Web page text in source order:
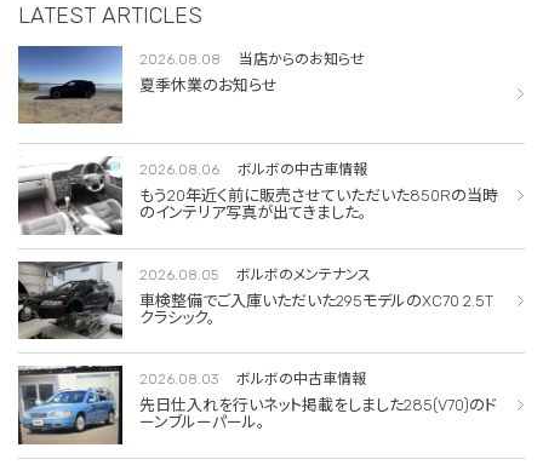
LATEST ARTICLES
2026.08.08 当店からのお知らせ
夏季休業のお知らせ
2026.08.06 ボルボの中古車情報
もう20年近く前に販売させていただいた850Rの当時
のインテリア写真が出てきました。
2026.08.05 ボルボのメンテナンス
車検整備でご入庫いただいた295モデルのXC70 2.5T
クラシック。
2026.08.03 ボルボの中古車情報
先日仕入れを行いネット掲載をしました285(V70)のド
ーンブルーパール。